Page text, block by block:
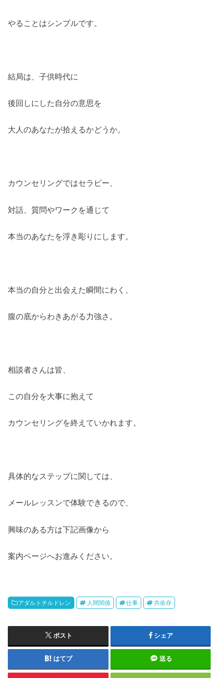
やることはシンプルです。
結局は、子供時代に
後回しにした自分の意思を
大人のあなたが拾えるかどうか。
カウンセリングではセラピー、
対話、質問やワークを通じて
本当のあなたを浮き彫りにします。
本当の自分と出会えた瞬間にわく、
腹の底からわきあがる力強さ。
相談者さんは皆、
この自分を大事に抱えて
カウンセリングを終えていかれます。
具体的なステップに関しては、
メールレッスンで体験できるので、
興味のある方は下記画像から
案内ページへお進みください。
アダルトチルドレン 人間関係 仕事 共依存
ポスト シェア
はてブ 送る